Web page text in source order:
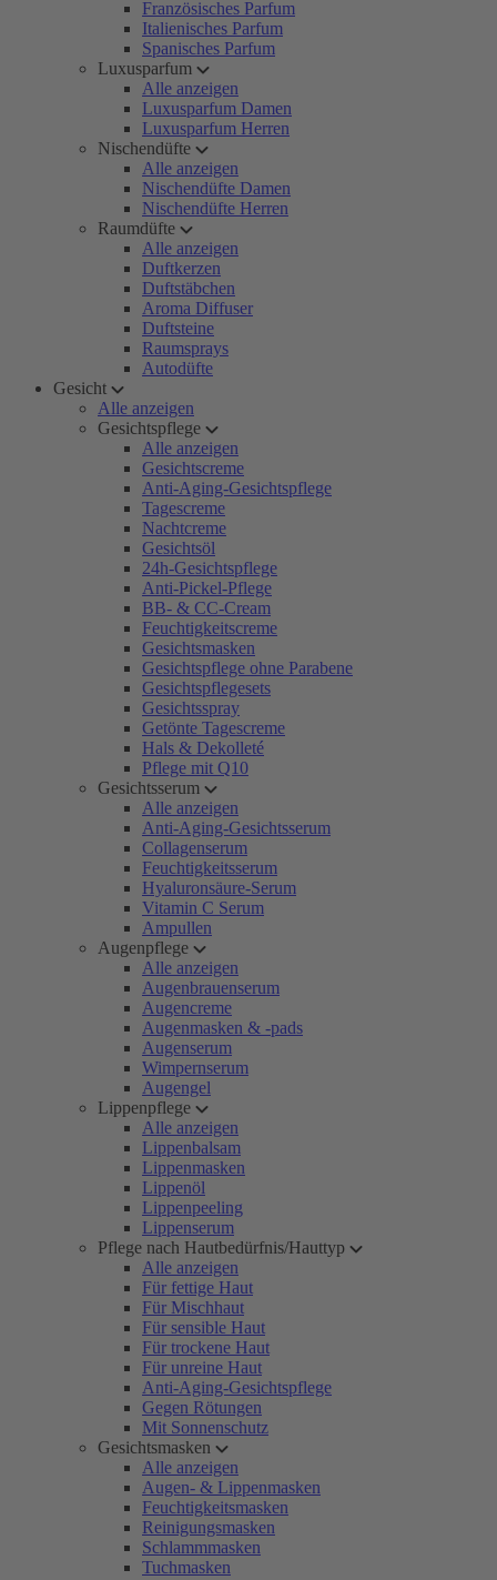
Französisches Parfum
Italienisches Parfum
Spanisches Parfum
Luxusparfum
Alle anzeigen
Luxusparfum Damen
Luxusparfum Herren
Nischendüfte
Alle anzeigen
Nischendüfte Damen
Nischendüfte Herren
Raumdüfte
Alle anzeigen
Duftkerzen
Duftstäbchen
Aroma Diffuser
Duftsteine
Raumsprays
Autodüfte
Gesicht
Alle anzeigen
Gesichtspflege
Alle anzeigen
Gesichtscreme
Anti-Aging-Gesichtspflege
Tagescreme
Nachtcreme
Gesichtsöl
24h-Gesichtspflege
Anti-Pickel-Pflege
BB- & CC-Cream
Feuchtigkeitscreme
Gesichtsmasken
Gesichtspflege ohne Parabene
Gesichtspflegesets
Gesichtsspray
Getönte Tagescreme
Hals & Dekolleté
Pflege mit Q10
Gesichtsserum
Alle anzeigen
Anti-Aging-Gesichtsserum
Collagenserum
Feuchtigkeitsserum
Hyaluronsäure-Serum
Vitamin C Serum
Ampullen
Augenpflege
Alle anzeigen
Augenbrauenserum
Augencreme
Augenmasken & -pads
Augenserum
Wimpernserum
Augengel
Lippenpflege
Alle anzeigen
Lippenbalsam
Lippenmasken
Lippenöl
Lippenpeeling
Lippenserum
Pflege nach Hautbedürfnis/Hauttyp
Alle anzeigen
Für fettige Haut
Für Mischhaut
Für sensible Haut
Für trockene Haut
Für unreine Haut
Anti-Aging-Gesichtspflege
Gegen Rötungen
Mit Sonnenschutz
Gesichtsmasken
Alle anzeigen
Augen- & Lippenmasken
Feuchtigkeitsmasken
Reinigungsmasken
Schlammmasken
Tuchmasken